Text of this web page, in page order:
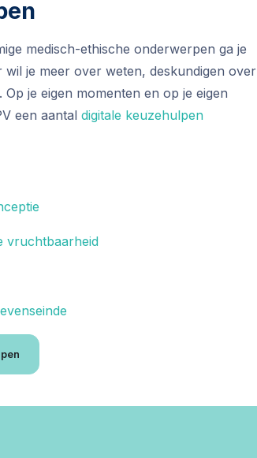
medisch-ethische onderwerpen ga je
wil je meer over weten, deskundigen over
je eigen momenten en op je eigen
een aantaldigitale keuzehulpen
vruchtbaarheid